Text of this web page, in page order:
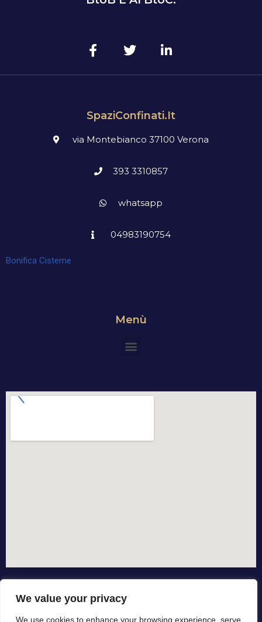
We value your privacy
We use cookies to enhance your browsing experience, serve
SpaziConfinati.it
via Montebianco 37100 Verona
393 3310857
whatsapp
04983190754
Bonifica Cisterne
Menù